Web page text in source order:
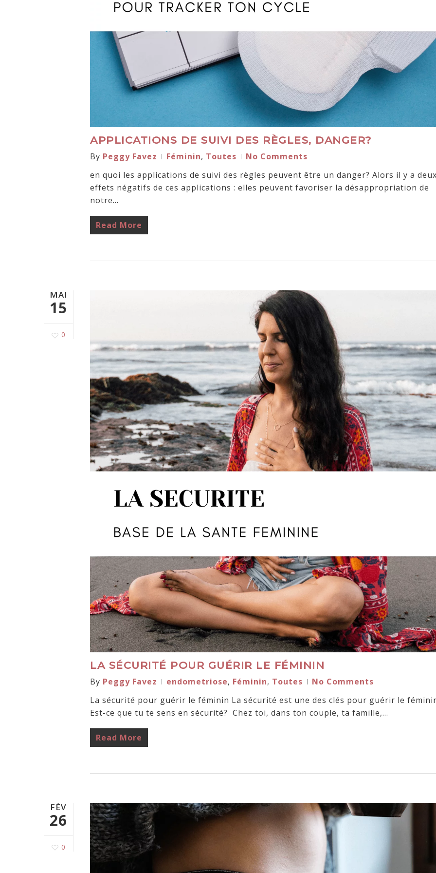
APPLICATIONS DE SUIVI DES RÈGLES, DANGER?
By Peggy Favez Féminin, Toutes
No Comments
en quoi les applications de suivi des règles peuvent être un danger? Alors il y a
effets négatifs de ces applications : elles peuvent favoriser la désappropriation de
notre…
Read More
MAI
15
0
LA SÉCURITÉ POUR GUÉRIR LE FÉMININ
By Peggy Favez endometriose, Féminin, Toutes
No Comments
La sécurité pour guérir le féminin La sécurité est une des clés pour guérir le
Est-ce que tu te sens en sécurité? Chez toi, dans ton couple, ta famille,…
Read More
FÉV
26
0